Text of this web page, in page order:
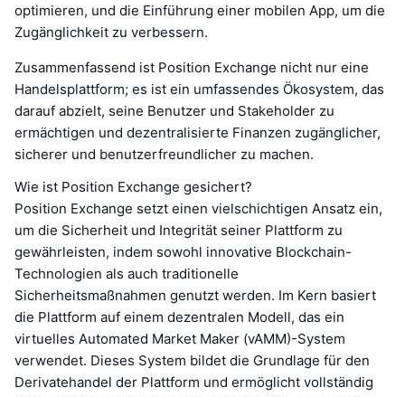
optimieren, und die Einführung einer mobilen App, um die
Zugänglichkeit zu verbessern.
Zusammenfassend ist Position Exchange nicht nur eine
Handelsplattform; es ist ein umfassendes Ökosystem, das
darauf abzielt, seine Benutzer und Stakeholder zu
ermächtigen und dezentralisierte Finanzen zugänglicher,
sicherer und benutzerfreundlicher zu machen.
Wie ist Position Exchange gesichert?
Position Exchange setzt einen vielschichtigen Ansatz ein,
um die Sicherheit und Integrität seiner Plattform zu
gewährleisten, indem sowohl innovative Blockchain-
Technologien als auch traditionelle
Sicherheitsmaßnahmen genutzt werden. Im Kern basiert
die Plattform auf einem dezentralen Modell, das ein
virtuelles Automated Market Maker (vAMM)-System
verwendet. Dieses System bildet die Grundlage für den
Derivatehandel der Plattform und ermöglicht vollständig